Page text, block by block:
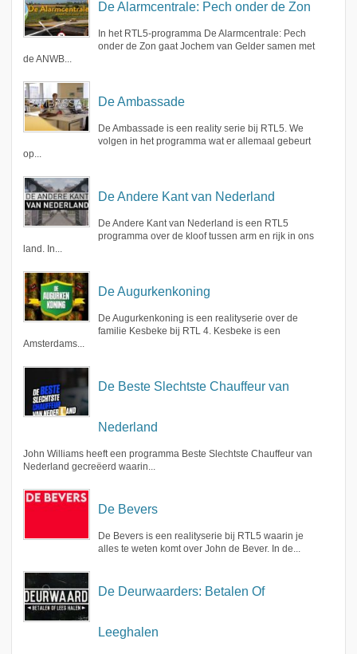
De Alarmcentrale: Pech onder de Zon
In het RTL5-programma De Alarmcentrale: Pech
onder de Zon gaat Jochem van Gelder samen met
de ANWB...
De Ambassade
De Ambassade is een reality serie bij RTL5. We
volgen in het programma wat er allemaal gebeurt
op...
De Andere Kant van Nederland
De Andere Kant van Nederland is een RTL5
programma over de kloof tussen arm en rijk in ons
land. In...
De Augurkenkoning
De Augurkenkoning is een realityserie over de
familie Kesbeke bij RTL 4. Kesbeke is een
Amsterdams...
De Beste Slechtste Chauffeur van
Nederland
John Williams heeft een programma Beste Slechtste Chauffeur van
Nederland gecreëerd waarin...
De Bevers
De Bevers is een realityserie bij RTL5 waarin je
alles te weten komt over John de Bever. In de...
De Deurwaarders: Betalen Of
Leeghalen